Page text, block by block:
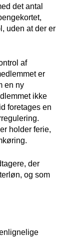
det antal
uden at der er
af
er
en ny
ikke
foretages en
holder ferie,
der
og som